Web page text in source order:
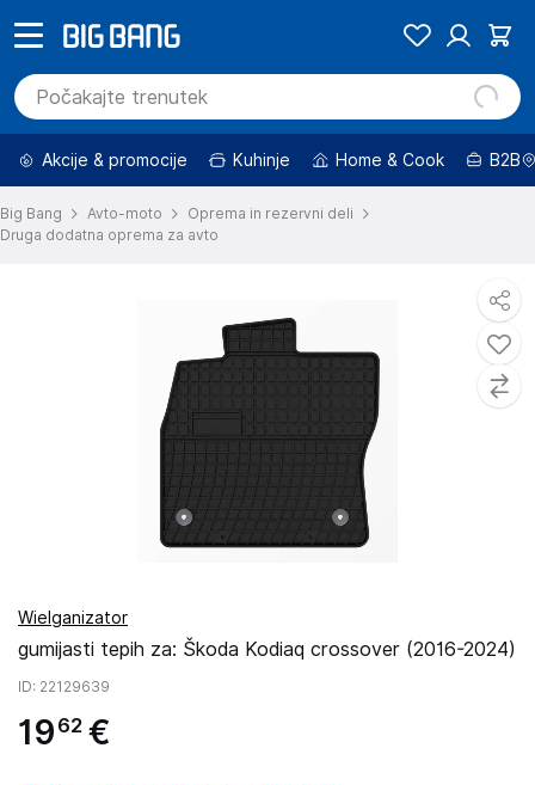
Akcije & promocije Kuhinje Home & Cook B2B
Big Bang Avto-moto
Oprema in rezervni deli
Druga dodatna oprema za avto
Wielganizator
gumijasti tepih za: Škoda Kodiaq crossover (2016-2024)
ID: 22129639
19 62 €